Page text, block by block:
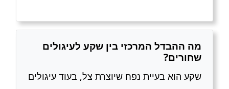
מה ההבדל המרכזי בין שקע לעיגולים
שחורים?
שקע הוא בעיית נפח שיוצרת צל, בעוד עיגולים